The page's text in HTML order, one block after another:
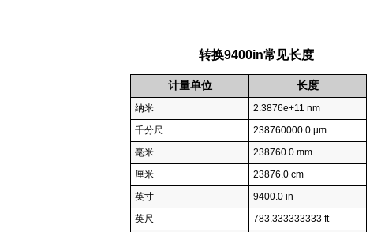
转换9400in常见长度
计量单位 长度
纳米
2.3876e+11 nm
千分尺
238760000.0 µm
毫米
238760.0 mm
厘米
23876.0 cm
英寸
9400.0 in
英尺
783.333333333 ft